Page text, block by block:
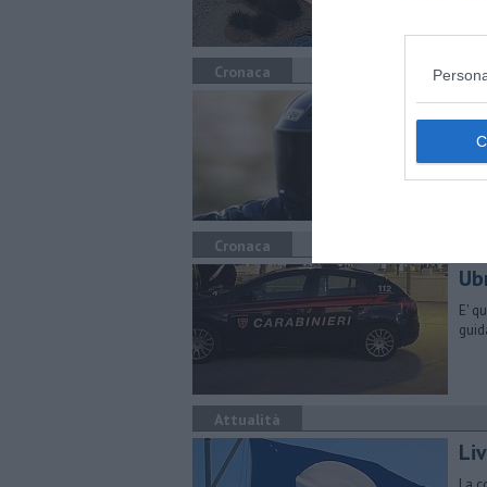
Cronaca
A
Cronaca
E'
Attualità